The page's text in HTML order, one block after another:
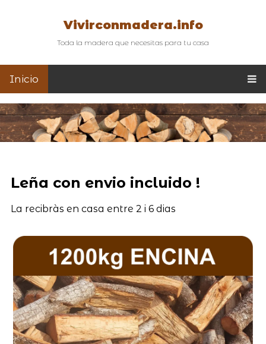
Vivirconmadera.info
Toda la madera que necesitas para tu casa
Inicio
Leña con envio incluido !
La recibràs en casa entre 2 i 6 dias